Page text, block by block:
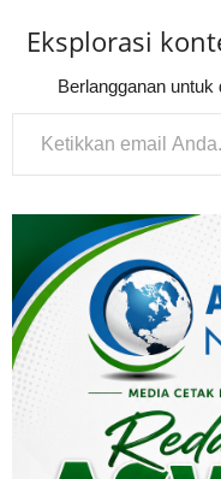
Eksplorasi
Berlangganan
Ketikkan email Anda...